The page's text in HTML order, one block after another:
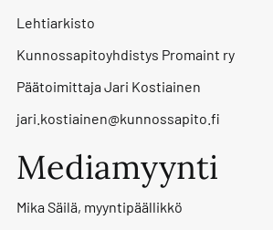
Lehtiarkisto
Kunnossapitoyhdistys Promaint ry
Päätoimittaja Jari Kostiainen
jari.kostiainen@kunnossapito.fi
Mediamyynti
Mika Säilä, myyntipäällikkö